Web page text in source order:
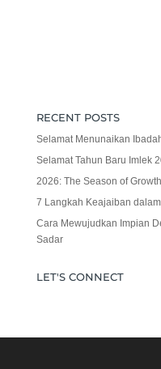
RECENT POSTS
Selamat Menunaikan
Selamat Tahun Baru Imlek
2026: The Season of Growth
7 Langkah Keajaiban
Cara Mewujudkan Impian
Sadar
LET'S CONNECT